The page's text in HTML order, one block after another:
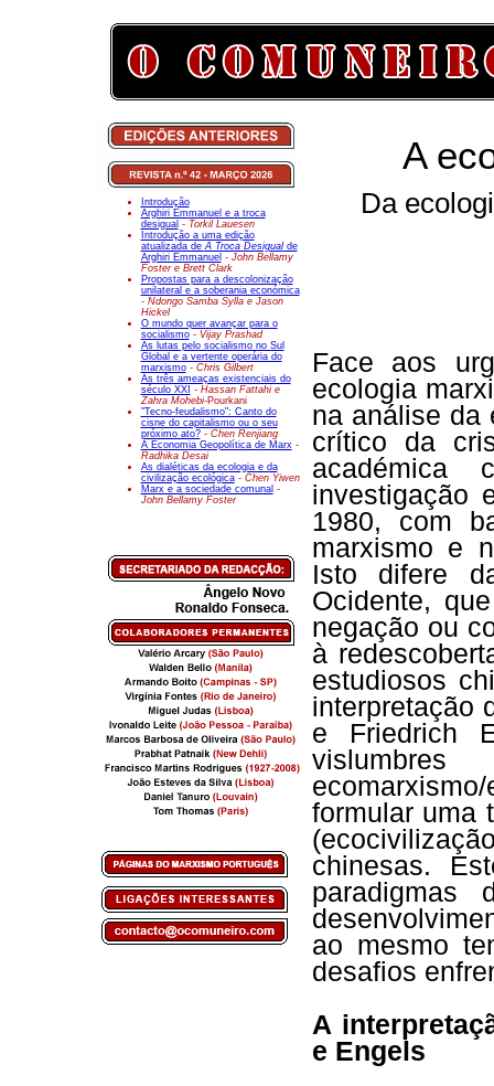
Introdução
Arghiri Emmanuel e a troca
desigual - Torkil Lauesen
Introdução a uma edição
atualizada deA Troca Desigualde
Arghiri Emmanuel - John Bellamy
Foster e Brett Clark
Propostas para a descolonização
unilateral e a soberania económica
- Ndongo Samba Sylla e Jason
Hickel
O mundo quer avançar para o
socialismo- Vijay Prashad
As lutas pelo socialismo no Sul
Global e a vertente operária do
marxismo- Chris Gilbert
As três ameaças existenciais do
século XXI - Hassan Fattahi e
Zahra Mohebi-Pourkani
"Tecno-feudalismo": Canto do
cisne do capitalismo ou o seu
próximo ato? - Chen Renjiang
A Economia Geopolítica de Marx-
Radhika Desai
As dialéticas da ecologia e da
civilização ecológica - Chen Yiwen
Marx e a sociedade comunal -
John Bellamy Foster
A
Da
Face aos
ecologia
na análise da
crítico da
académica
investigação
1980, com
marxismo e
Isto difere
Ocidente,
negação ou
à
estudiosos
interpretação
e Friedrich
formular uma
chinesas.
ao mesmo
desafios
A
e Engels